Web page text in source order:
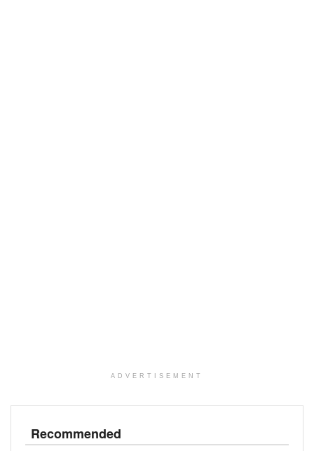
ADVERTISEMENT
Recommended